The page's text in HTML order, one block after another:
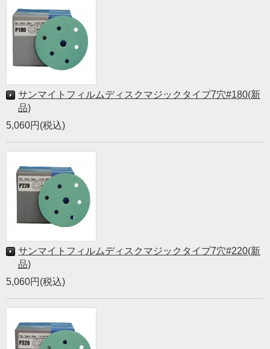
サンマイトフィルムディスクマジックタイプ7穴#180(新
品)
5,060円(税込)
サンマイトフィルムディスクマジックタイプ7穴#220(新
品)
5,060円(税込)